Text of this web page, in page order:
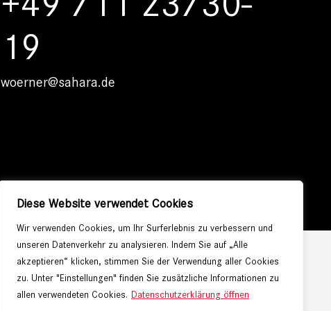
Diese Website verwendet Cookies
Wir verwenden Cookies, um Ihr Surferlebnis zu verbessern und
unseren Datenverkehr zu analysieren. Indem Sie auf „Alle
akzeptieren“ klicken, stimmen Sie der Verwendung aller Cookies
zu. Unter "Einstellungen" finden Sie zusätzliche Informationen zu
allen verwendeten Cookies. Datenschutzerklärung öffnen
19
woerner@sahara.de
Instagram
Facebook